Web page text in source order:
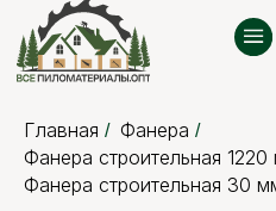
Главная / Фанера /
Фанера строительная
Фанера строительная 30